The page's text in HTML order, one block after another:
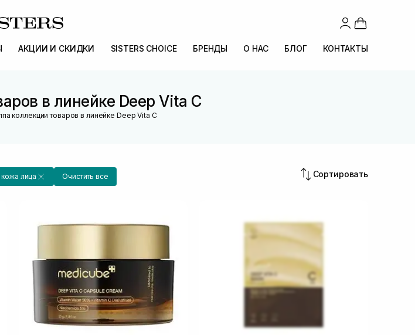
АКЦИИ И СКИДКИ SISTERS CHOICE БРЕНДЫ О НАС БЛОГ КОНТАКТЫ
в линейке Deep Vita C
коллекции товаров в линейке Deep Vita C
лица Очистить все Сортировать